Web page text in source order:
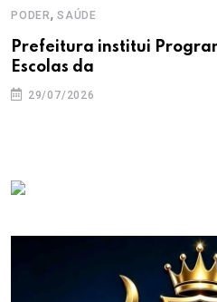
PODER, SAÚDE
Prefeitura institui
Escolas da
29/07/2026